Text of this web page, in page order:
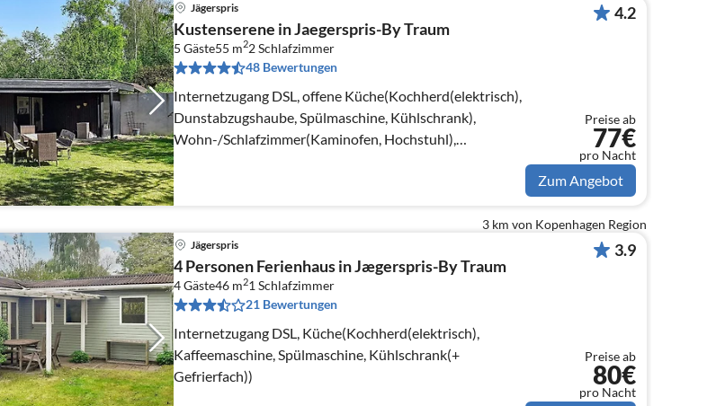
Jägerspris
Kustenserene in Jaegerspris-By Traum
5 Gäste55 m22Schlafzimmer
48 Bewertungen
Internetzugang DSL, offene Küche(Kochherd(elektrisch),
Dunstabzugshaube, Spülmaschine, Kühlschrank),
Wohn-/Schlafzimmer(Kaminofen, Hochstuhl),
Schlafzimmer(Doppelbett)
4.2
Preise ab
77€
pro Nacht
Zum Angebot
3 km von Kopenhagen Region
Jägerspris
4 Personen Ferienhaus in Jægerspris-By Traum
4 Gäste46 m21 Schlafzimmer
21 Bewertungen
Internetzugang DSL, Küche(Kochherd(elektrisch),
Kaffeemaschine, Spülmaschine, Kühlschrank(+
Gefrierfach))
3.9
Preise ab
80€
pro Nacht